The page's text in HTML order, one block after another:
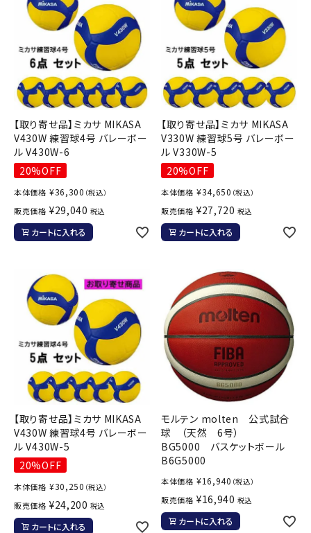
【取り寄せ品】ミカサ MIKASA
V430W 練習球4号 バレーボー
ル V430W-6
20%OFF
本体価格 ¥36,300 （税込）
販売価格 ¥29,040 税込
カートに入れる
【取り寄せ品】ミカサ MIKASA
V330W 練習球5号 バレーボー
ル V330W-5
20%OFF
本体価格 ¥34,650 （税込）
販売価格 ¥27,720 税込
カートに入れる
【取り寄せ品】ミカサ MIKASA
V430W 練習球4号 バレーボー
ル V430W-5
20%OFF
本体価格 ¥30,250 （税込）
販売価格 ¥24,200 税込
カートに入れる
モルテン molten 公式試合
球 （天然 6号）
BG5000 バスケットボール
B6G5000
本体価格 ¥16,940 （税込）
販売価格 ¥16,940 税込
カートに入れる